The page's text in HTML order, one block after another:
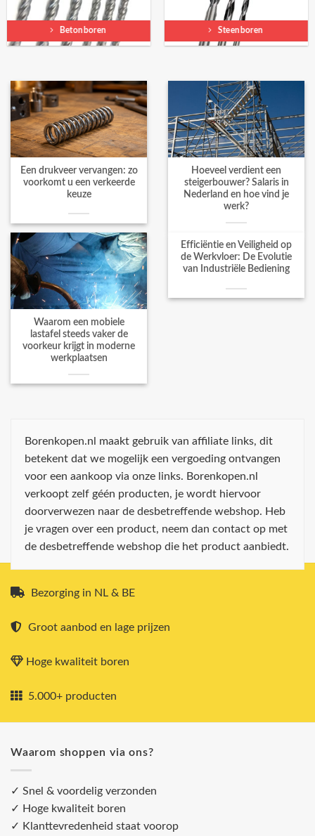
Betonboren Steenboren
Een drukveer vervangen: zo
voorkomt u een verkeerde
keuze
Hoeveel verdient een
steigerbouwer? Salaris in
Nederland en hoe vind je
werk?
Waarom een mobiele
lastafel steeds vaker de
voorkeur krijgt in moderne
werkplaatsen
Efficiëntie en Veiligheid op
de Werkvloer: De Evolutie
van Industriële Bediening
Borenkopen.nl maakt gebruik van affiliate links, dit
betekent dat we mogelijk een vergoeding ontvangen
voor een aankoop via onze links. Borenkopen.nl
verkoopt zelf géén producten, je wordt hiervoor
doorverwezen naar de desbetreffende webshop. Heb
je vragen over een product, neem dan contact op met
de desbetreffende webshop die het product aanbiedt.
Bezorging in NL & BE
Groot aanbod en lage prijzen
Hoge kwaliteit boren
5.000+ producten
Waarom shoppen via ons?
✓ Snel & voordelig verzonden
✓ Hoge kwaliteit boren
✓ Klanttevredenheid staat voorop